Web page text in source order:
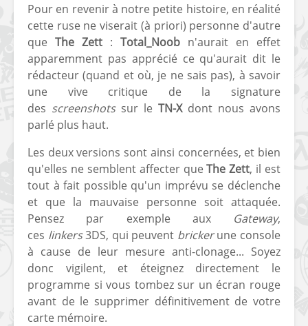
Pour en revenir à notre petite histoire, en réalité
cette ruse ne viserait (à priori) personne d'autre
que The Zett : Total_Noob n'aurait en effet
apparemment pas apprécié ce qu'aurait dit le
rédacteur (quand et où, je ne sais pas), à savoir
une vive critique de la signature
des screenshotssur le TN-X dont nous avons
parlé plus haut.
Les deux versions sont ainsi concernées, et bien
qu'elles ne semblent affecter queThe Zett, il est
tout à fait possible qu'un imprévu se déclenche
et que la mauvaise personne soit attaquée.
Pensez par exemple aux Gateway,
ces linkers3DS, qui peuvent brickerune console
à cause de leur mesure anti-clonage... Soyez
donc vigilent, et éteignez directement le
programme si vous tombez sur un écran rouge
avant de le supprimer définitivement de votre
carte mémoire.